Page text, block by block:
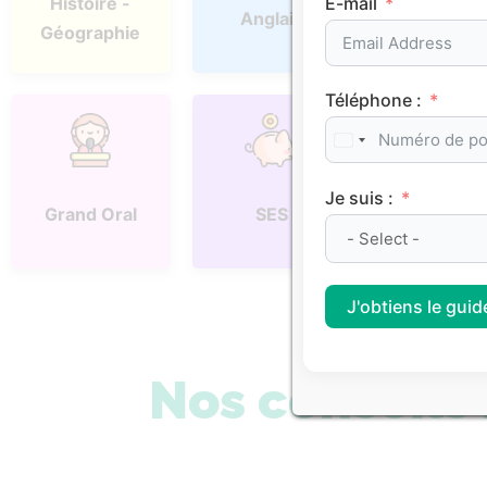
Géographie
Anglais
Grand Oral SES
Physique -
Nos
Téléphone :
Je suis :
J'obtiens le